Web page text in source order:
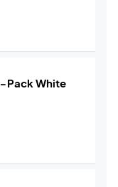
Pack White